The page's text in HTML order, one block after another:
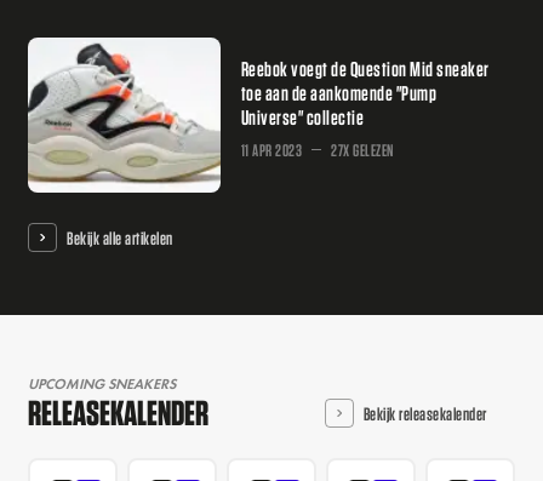
Reebok voegt de Question Mid sneaker
toe aan de aankomende "Pump
Universe" collectie
11 APR 2023 27X GELEZEN
Bekijk alle artikelen
UPCOMING SNEAKERS
RELEASEKALENDER Bekijk releasekalender